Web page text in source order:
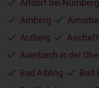
Altdorf bei Nürnberg
Amberg
Arzberg
Auerbach in der
Bad Aibling
Bad